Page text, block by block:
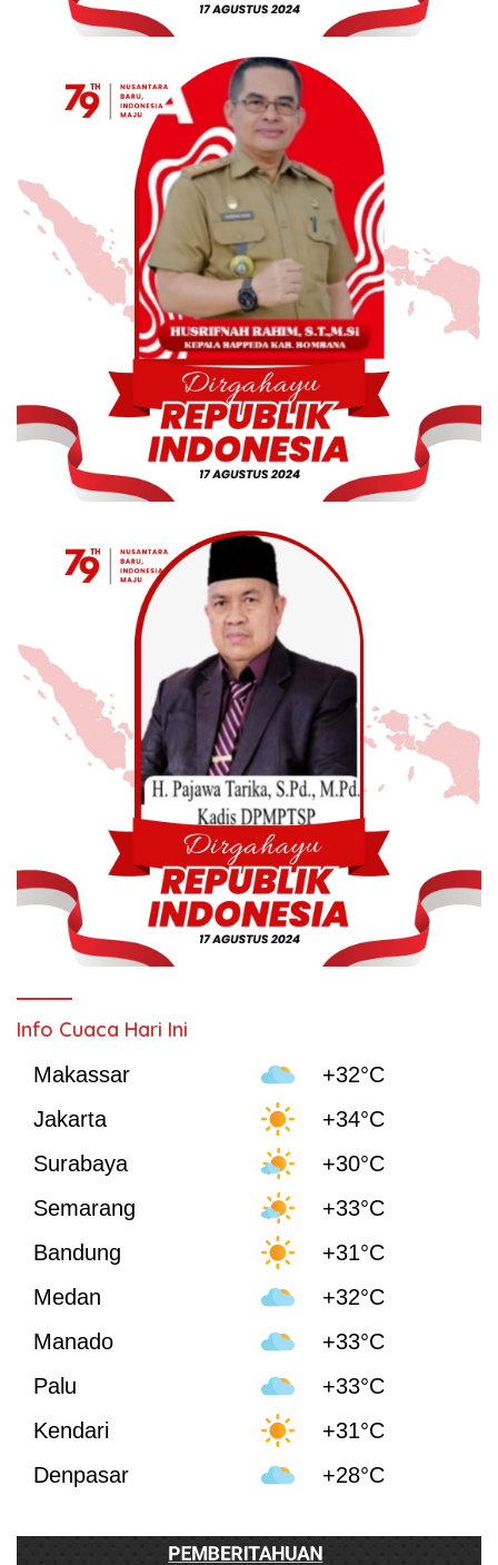
Info Cuaca Hari Ini
Makassar
+32°C
Jakarta
+34°C
Surabaya
+30°C
Semarang
+33°C
Bandung
+31°C
Medan
+32°C
Manado
+33°C
Palu
+33°C
Kendari
+31°C
Denpasar
+28°C